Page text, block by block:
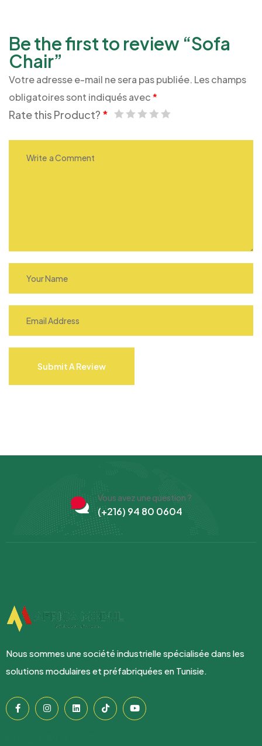
Be the first to review “Sofa
Chair”
Votre adresse e-mail ne sera pas publiée. Les champs
obligatoires sont indiqués avec*
Rate this Product? *
Submit A Review
Vous avez une question ?
(+216) 94 80 0604
Nous sommes une société industrielle spécialisée dans les
solutions modulaires et préfabriquées en Tunisie.